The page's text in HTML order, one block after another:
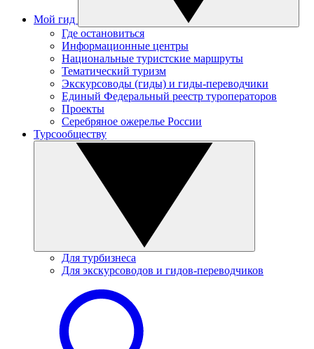
Мой гид
Где остановиться
Информационные центры
Национальные туристские маршруты
Тематический туризм
Экскурсоводы (гиды) и гиды-переводчики
Единый Федеральный реестр туроператоров
Проекты
Серебряное ожерелье России
Турсообществу
Для турбизнеса
Для экскурсоводов и гидов-переводчиков